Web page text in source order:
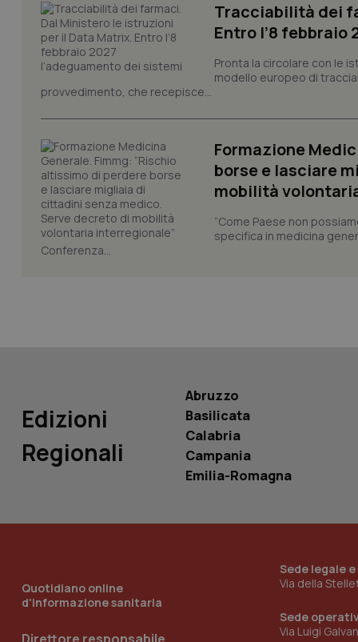
Tracciabilità dei
Entro l’8 febbraio
Pronta la circolare con le
modello europeo di
provvedimento, che recepisce...
Formazione
borse e lasciare
mobilità
“Come Paese non
specifica in medicina
Conferenza...
Edizioni
Regionali
Abruzzo
Basilicata
Calabria
Campania
Emilia-Romagna
Quotidiano online
d'informazione sanitaria
Sede legale
Via della
Sede
Via Luigi
tracking-enable
tracking-sites-
session-id
_ga
_ga_0VMQEQKQ1N
__Secure-YNID